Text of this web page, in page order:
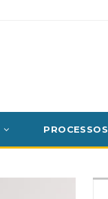
PROCESSOS